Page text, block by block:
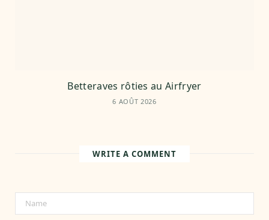
Betteraves rôties au Airfryer
6 AOÛT 2026
WRITE A COMMENT